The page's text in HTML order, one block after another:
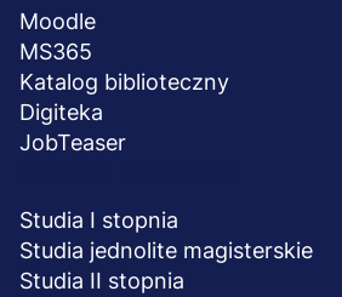
Moodle
MS365
Katalog biblioteczny
Digiteka
JobTeaser
Studia I stopnia
Studia jednolite magisterskie
Studia II stopnia